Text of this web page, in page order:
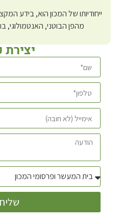
ייחודיותו של המכון הוא, בידע
מהפן הבוטני,